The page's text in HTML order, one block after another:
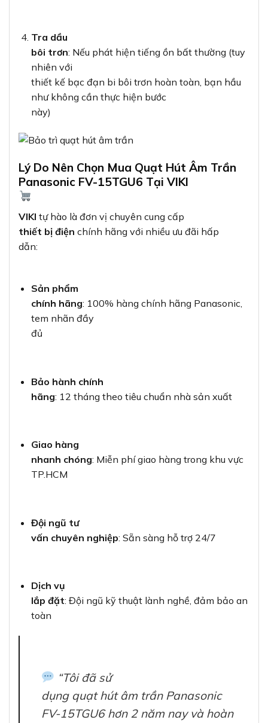
Tra dầu
bôi trơn: Nếu phát hiện tiếng ồn bất thường (tuy
nhiên với
thiết kế bạc đạn bi bôi trơn hoàn toàn, bạn hầu
như không cần thực hiện bước
này)
Lý Do Nên Chọn Mua Quạt Hút Âm Trần
Panasonic FV-15TGU6 Tại VIKI
VIKI tự hào là đơn vị chuyên cung cấp
thiết bị điện chính hãng với nhiều ưu đãi hấp
dẫn:
Sản phẩm
chính hãng: 100% hàng chính hãng Panasonic,
tem nhãn đầy
đủ
Bảo hành chính
hãng: 12 tháng theo tiêu chuẩn nhà sản xuất
Giao hàng
nhanh chóng: Miễn phí giao hàng trong khu vực
TP.HCM
Đội ngũ tư
vấn chuyên nghiệp: Sẵn sàng hỗ trợ 24/7
Dịch vụ
lắp đặt: Đội ngũ kỹ thuật lành nghề, đảm bảo an
toàn
“Tôi đã sử
dụng quạt hút âm trần Panasonic
FV-15TGU6 hơn 2 năm nay và hoàn